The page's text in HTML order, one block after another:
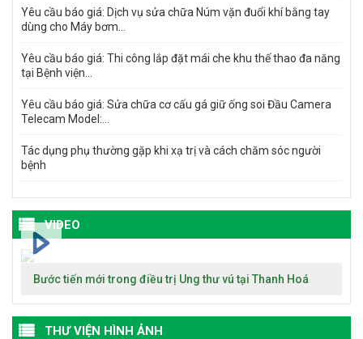
Yêu cầu báo giá: Dịch vụ sửa chữa Núm vặn đuổi khí bằng tay
dùng cho Máy bơm...
Yêu cầu báo giá: Thi công lắp đặt mái che khu thế thao đa năng
tại Bệnh viện...
Yêu cầu báo giá: Sửa chữa cơ cấu gá giữ ống soi Đầu Camera
Telecam Model:...
Tác dụng phụ thường gặp khi xạ trị và cách chăm sóc người
bệnh
VIDEO
Bước tiến mới trong điều trị Ung thư vú tại Thanh Hoá
THƯ VIỆN HÌNH ẢNH